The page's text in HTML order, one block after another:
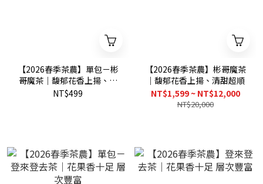
【2026春季茶農】單包－彬
哥魔茶｜馥郁花香上揚、清
甜超順
NT$499
【2026春季茶農】彬哥魔茶
｜馥郁花香上揚、清甜超順
NT$1,599 ~ NT$12,000
NT$20,000